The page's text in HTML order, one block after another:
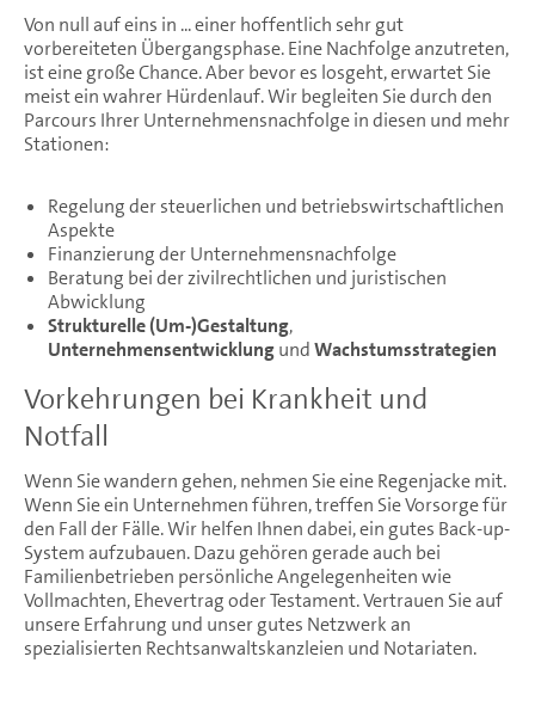
Von null auf eins in ... einer hoffentlich sehr gut
vorbereiteten Übergangsphase. Eine Nachfolge anzutreten,
ist eine große Chance. Aber bevor es losgeht, erwartet Sie
meist ein wahrer Hürdenlauf. Wir begleiten Sie durch den
Parcours Ihrer Unternehmensnachfolge in diesen und mehr
Stationen:
Regelung der steuerlichen und betriebswirtschaftlichen
Aspekte
Finanzierung der Unternehmensnachfolge
Beratung bei der zivilrechtlichen und juristischen
Abwicklung
Strukturelle (Um-)Gestaltung,
UnternehmensentwicklungundWachstumsstrategien
Vorkehrungen bei Krankheit und
Notfall
Wenn Sie wandern gehen, nehmen Sie eine Regenjacke mit.
Wenn Sie ein Unternehmen führen, treffen Sie Vorsorge für
den Fall der Fälle. Wir helfen Ihnen dabei, ein gutes Back-up-
System aufzubauen. Dazu gehören gerade auch bei
Familienbetrieben persönliche Angelegenheiten wie
Vollmachten, Ehevertrag oder Testament. Vertrauen Sie auf
unsere Erfahrung und unser gutes Netzwerk an
spezialisierten Rechtsanwaltskanzleien und Notariaten.